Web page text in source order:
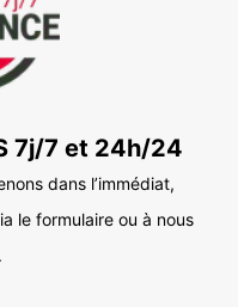
7j/7 et 24h/24
dans l’immédiat,
le formulaire ou à nous